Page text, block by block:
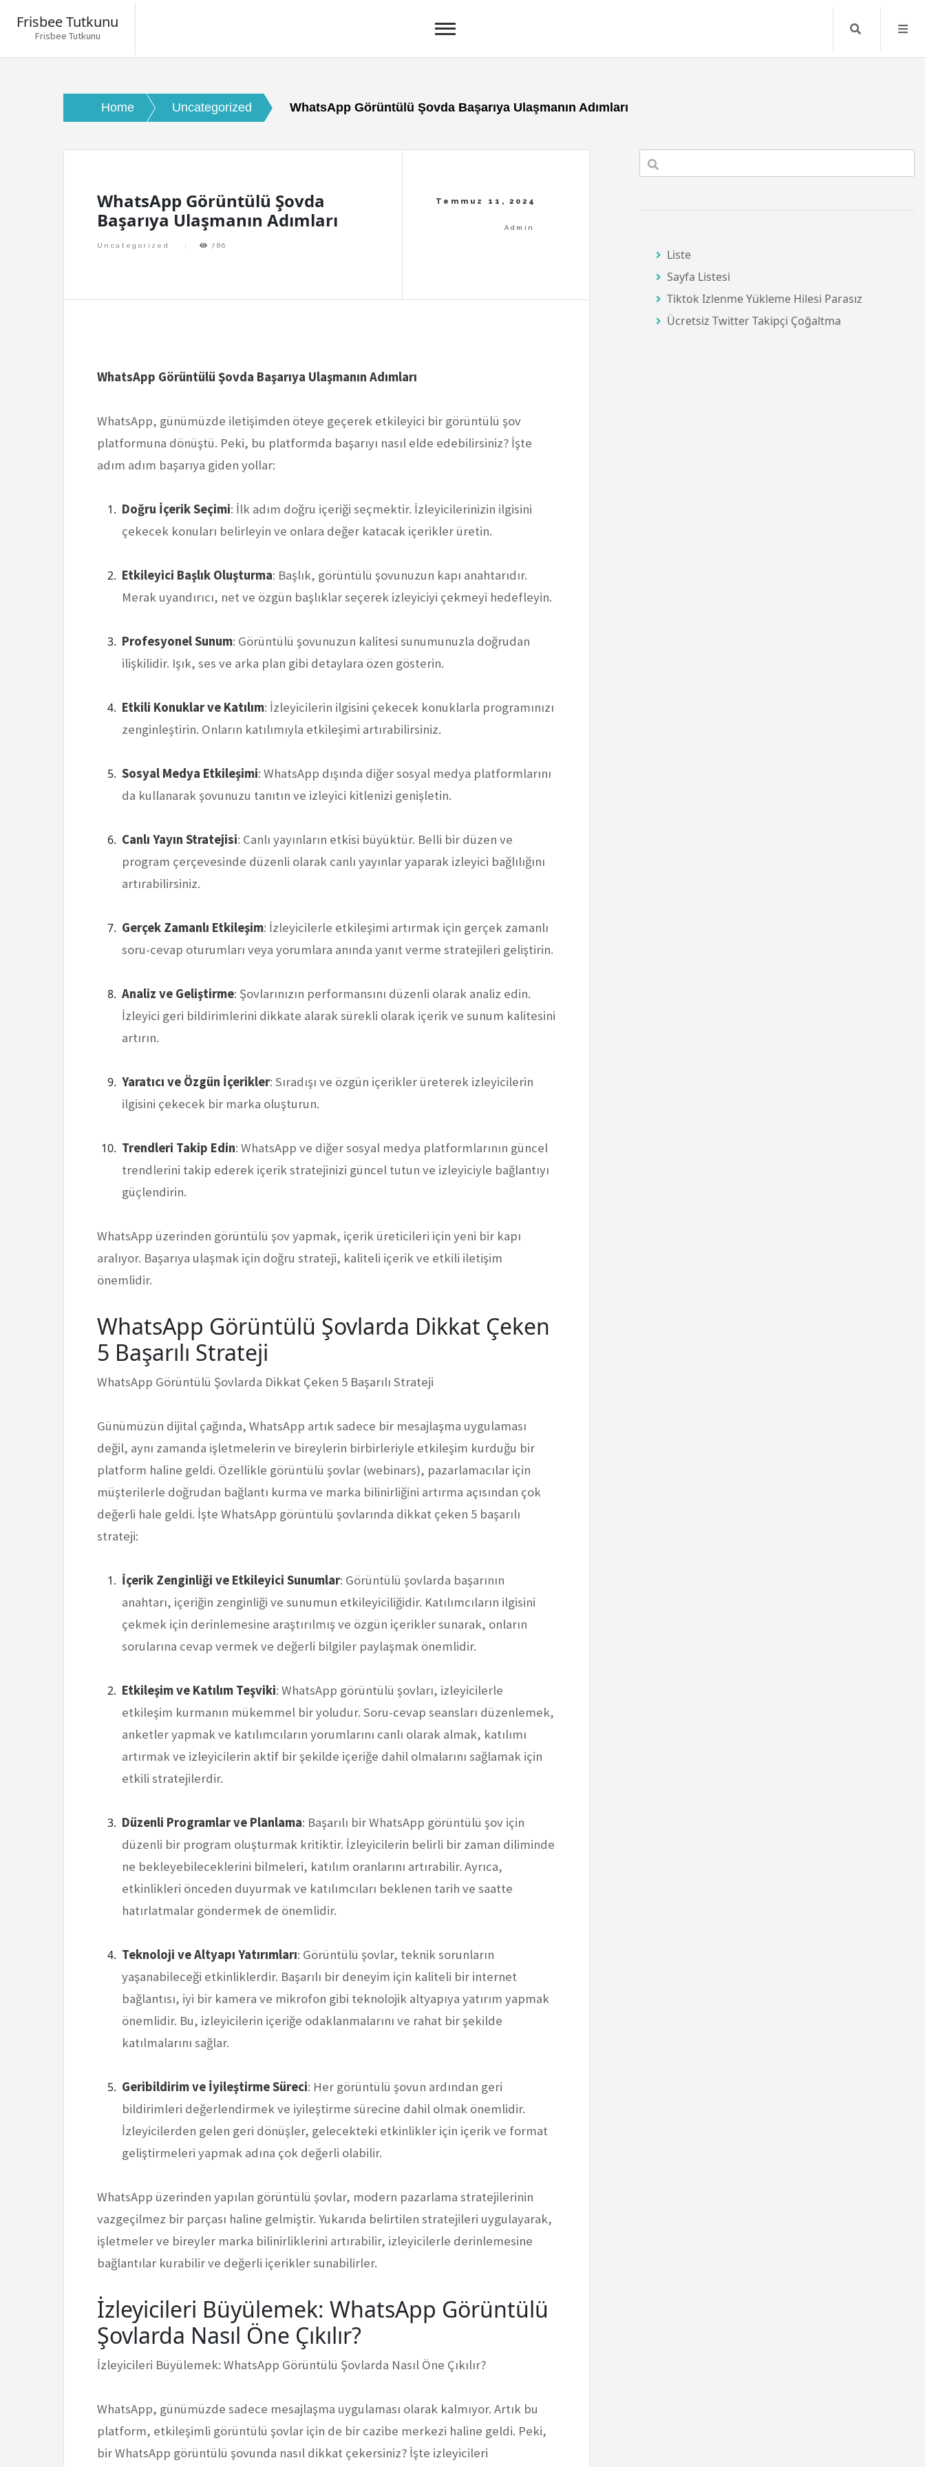
Frisbee Tutkunu
Frisbee Tutkunu Search
Home Uncategorized WhatsApp Görüntülü Şovda Başarıya Ulaşmanın Adımları
WhatsApp Görüntülü Şovda
Başarıya Ulaşmanın Adımları
Uncategorized 786
WhatsApp Görüntülü Şovda Başarıya Ulaşmanın Adımları
WhatsApp, günümüzde iletişimden öteye geçerek etkileyici bir görüntülü şov
platformuna dönüştü. Peki, bu platformda başarıyı nasıl elde edebilirsiniz? İşte
adım adım başarıya giden yollar:
Doğru İçerik Seçimi: İlk adım doğru içeriği seçmektir. İzleyicilerinizin ilgisini
çekecek konuları belirleyin ve onlara değer katacak içerikler üretin.
Etkileyici Başlık Oluşturma: Başlık, görüntülü şovunuzun kapı anahtarıdır.
Merak uyandırıcı, net ve özgün başlıklar seçerek izleyiciyi çekmeyi hedefleyin.
Profesyonel Sunum: Görüntülü şovunuzun kalitesi sunumunuzla doğrudan
ilişkilidir. Işık, ses ve arka plan gibi detaylara özen gösterin.
Etkili Konuklar ve Katılım: İzleyicilerin ilgisini çekecek konuklarla programınızı
zenginleştirin. Onların katılımıyla etkileşimi artırabilirsiniz.
Sosyal Medya Etkileşimi: WhatsApp dışında diğer sosyal medya platformlarını
da kullanarak şovunuzu tanıtın ve izleyici kitlenizi genişletin.
Canlı Yayın Stratejisi: Canlı yayınların etkisi büyüktür. Belli bir düzen ve
program çerçevesinde düzenli olarak canlı yayınlar yaparak izleyici bağlılığını
artırabilirsiniz.
Gerçek Zamanlı Etkileşim: İzleyicilerle etkileşimi artırmak için gerçek zamanlı
soru-cevap oturumları veya yorumlara anında yanıt verme stratejileri geliştirin.
Analiz ve Geliştirme: Şovlarınızın performansını düzenli olarak analiz edin.
İzleyici geri bildirimlerini dikkate alarak sürekli olarak içerik ve sunum kalitesini
artırın.
Yaratıcı ve Özgün İçerikler: Sıradışı ve özgün içerikler üreterek izleyicilerin
ilgisini çekecek bir marka oluşturun.
Trendleri Takip Edin: WhatsApp ve diğer sosyal medya platformlarının güncel
trendlerini takip ederek içerik stratejinizi güncel tutun ve izleyiciyle bağlantıyı
güçlendirin.
WhatsApp üzerinden görüntülü şov yapmak, içerik üreticileri için yeni bir kapı
aralıyor. Başarıya ulaşmak için doğru strateji, kaliteli içerik ve etkili iletişim
önemlidir.
WhatsApp Görüntülü Şovlarda Dikkat Çeken
5 Başarılı Strateji
WhatsApp Görüntülü Şovlarda Dikkat Çeken 5 Başarılı Strateji
Günümüzün dijital çağında, WhatsApp artık sadece bir mesajlaşma uygulaması
değil, aynı zamanda işletmelerin ve bireylerin birbirleriyle etkileşim kurduğu bir
platform haline geldi. Özellikle görüntülü şovlar (webinars), pazarlamacılar için
müşterilerle doğrudan bağlantı kurma ve marka bilinirliğini artırma açısından çok
değerli hale geldi. İşte WhatsApp görüntülü şovlarında dikkat çeken 5 başarılı
strateji:
İçerik Zenginliği ve Etkileyici Sunumlar: Görüntülü şovlarda başarının
anahtarı, içeriğin zenginliği ve sunumun etkileyiciliğidir. Katılımcıların ilgisini
çekmek için derinlemesine araştırılmış ve özgün içerikler sunarak, onların
sorularına cevap vermek ve değerli bilgiler paylaşmak önemlidir.
Etkileşim ve Katılım Teşviki: WhatsApp görüntülü şovları, izleyicilerle
etkileşim kurmanın mükemmel bir yoludur. Soru-cevap seansları düzenlemek,
anketler yapmak ve katılımcıların yorumlarını canlı olarak almak, katılımı
artırmak ve izleyicilerin aktif bir şekilde içeriğe dahil olmalarını sağlamak için
etkili stratejilerdir.
Düzenli Programlar ve Planlama: Başarılı bir WhatsApp görüntülü şov için
düzenli bir program oluşturmak kritiktir. İzleyicilerin belirli bir zaman diliminde
ne bekleyebileceklerini bilmeleri, katılım oranlarını artırabilir. Ayrıca,
etkinlikleri önceden duyurmak ve katılımcıları beklenen tarih ve saatte
hatırlatmalar göndermek de önemlidir.
Teknoloji ve Altyapı Yatırımları: Görüntülü şovlar, teknik sorunların
yaşanabileceği etkinliklerdir. Başarılı bir deneyim için kaliteli bir internet
bağlantısı, iyi bir kamera ve mikrofon gibi teknolojik altyapıya yatırım yapmak
önemlidir. Bu, izleyicilerin içeriğe odaklanmalarını ve rahat bir şekilde
katılmalarını sağlar.
Geribildirim ve İyileştirme Süreci: Her görüntülü şovun ardından geri
bildirimleri değerlendirmek ve iyileştirme sürecine dahil olmak önemlidir.
İzleyicilerden gelen geri dönüşler, gelecekteki etkinlikler için içerik ve format
geliştirmeleri yapmak adına çok değerli olabilir.
WhatsApp üzerinden yapılan görüntülü şovlar, modern pazarlama stratejilerinin
vazgeçilmez bir parçası haline gelmiştir. Yukarıda belirtilen stratejileri uygulayarak,
işletmeler ve bireyler marka bilinirliklerini artırabilir, izleyicilerle derinlemesine
bağlantılar kurabilir ve değerli içerikler sunabilirler.
İzleyicileri Büyülemek: WhatsApp Görüntülü
Şovlarda Nasıl Öne Çıkılır?
İzleyicileri Büyülemek: WhatsApp Görüntülü Şovlarda Nasıl Öne Çıkılır?
WhatsApp, günümüzde sadece mesajlaşma uygulaması olarak kalmıyor. Artık bu
platform, etkileşimli görüntülü şovlar için de bir cazibe merkezi haline geldi. Peki,
bir WhatsApp görüntülü şovunda nasıl dikkat çekersiniz? İşte izleyicileri
Liste
Sayfa Listesi
Tiktok Izlenme Yükleme Hilesi Parasız
Ücretsiz Twitter Takipçi Çoğaltma